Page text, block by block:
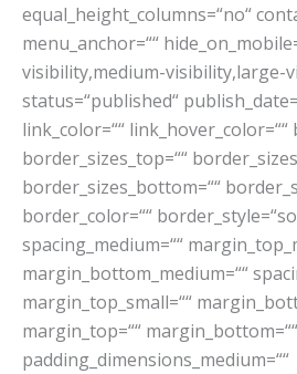
equal_height_columns=“no“
menu_anchor=““
visibility,medium-visibility,large-
status=“published“
link_color=““ link_hover_color=““
border_sizes_top=““
border_sizes_bottom=““
border_color=““
spacing_medium=““
margin_bottom_medium=““
margin_top_small=““
margin_top=““ margin_bottom=““
padding_dimensions_medium=““